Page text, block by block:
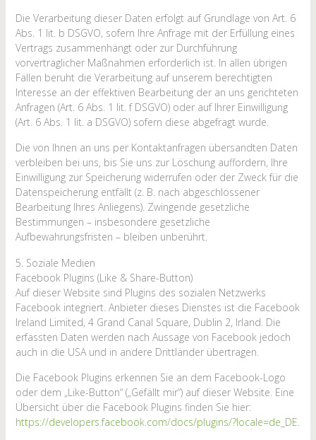
Die Verarbeitung dieser Daten erfolgt auf Grundlage von Art. 6
Abs. 1 lit. b DSGVO, sofern Ihre Anfrage mit der Erfüllung eines
Vertrags zusammenhängt oder zur Durchführung
vorvertraglicher Maßnahmen erforderlich ist. In allen übrigen
Fällen beruht die Verarbeitung auf unserem berechtigten
Interesse an der effektiven Bearbeitung der an uns gerichteten
Anfragen (Art. 6 Abs. 1 lit. f DSGVO) oder auf Ihrer Einwilligung
(Art. 6 Abs. 1 lit. a DSGVO) sofern diese abgefragt wurde.
Die von Ihnen an uns per Kontaktanfragen übersandten Daten
verbleiben bei uns, bis Sie uns zur Löschung auffordern, Ihre
Einwilligung zur Speicherung widerrufen oder der Zweck für die
Datenspeicherung entfällt (z. B. nach abgeschlossener
Bearbeitung Ihres Anliegens). Zwingende gesetzliche
Bestimmungen – insbesondere gesetzliche
Aufbewahrungsfristen – bleiben unberührt.
5. Soziale Medien
Facebook Plugins (Like & Share-Button)
Auf dieser Website sind Plugins des sozialen Netzwerks
Facebook integriert. Anbieter dieses Dienstes ist die Facebook
Ireland Limited, 4 Grand Canal Square, Dublin 2, Irland. Die
erfassten Daten werden nach Aussage von Facebook jedoch
auch in die USA und in andere Drittländer übertragen.
Die Facebook Plugins erkennen Sie an dem Facebook-Logo
oder dem „Like-Button“ („Gefällt mir“) auf dieser Website. Eine
Übersicht über die Facebook Plugins finden Sie hier:
https://developers.facebook.com/docs/plugins/?locale=de_DE.